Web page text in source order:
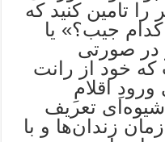
را تامین کنید که
جیب؟» یا
در صورتی
خود از رانت
اقلامِ
تعریف
زندان‌ها و با